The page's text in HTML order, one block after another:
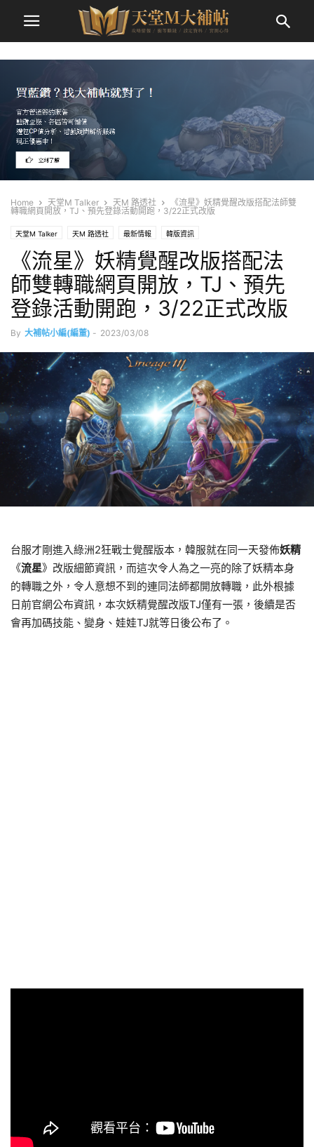
Home 天堂M Talker 天M 路透社
《流星》妖精覺醒改版搭配法師雙
轉職網頁開放，TJ、預先登錄活動開跑，3/22正式改版
天堂M Talker 天M 路透社 最新情報 韓版資訊
《流星》妖精覺醒改版搭配法
師雙轉職網頁開放，TJ、預先
登錄活動開跑，3/22正式改版
By 大補帖小編(編董) - 2023/03/08
台服才剛進入綠洲2狂戰士覺醒版本，韓服就在同一天發佈妖精
《流星》改版細節資訊，而這次令人為之一亮的除了妖精本身
的轉職之外，令人意想不到的連同法師都開放轉職，此外根據
日前官網公布資訊，本次妖精覺醒改版TJ僅有一張，後續是否
會再加碼技能、變身、娃娃TJ就等日後公布了。